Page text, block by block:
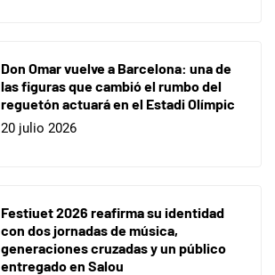
Don Omar vuelve a Barcelona: una de
las figuras que cambió el rumbo del
reguetón actuará en el Estadi Olímpic
20 julio 2026
Festiuet 2026 reafirma su identidad
con dos jornadas de música,
generaciones cruzadas y un público
entregado en Salou